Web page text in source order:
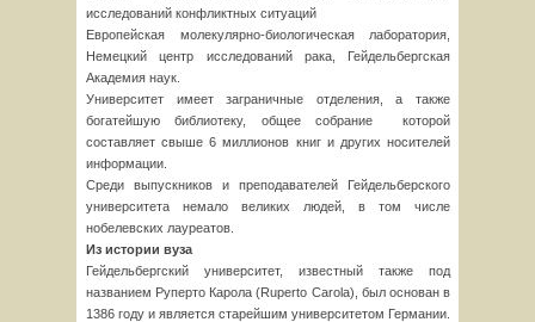
исследований конфликтных ситуаций
Европейская молекулярно-биологическая лаборатория,
Немецкий центр исследований рака, Гейдельбергская
Академия наук.
Университет имеет заграничные отделения, а также
богатейшую библиотеку, общее собрание которой
составляет свыше 6 миллионов книг и других носителей
информации.
Среди выпускников и преподавателей Гейдельберского
университета немало великих людей, в том числе
нобелевских лауреатов.
Из истории вуза
Гейдельбергский университет, известный также под
названием Руперто Карола (Ruperto Carola), был основан в
1386 году и является старейшим университетом Германии.